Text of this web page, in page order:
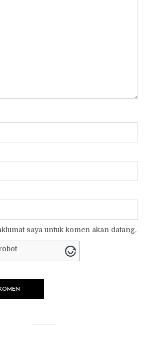
saya untuk komen akan datang.